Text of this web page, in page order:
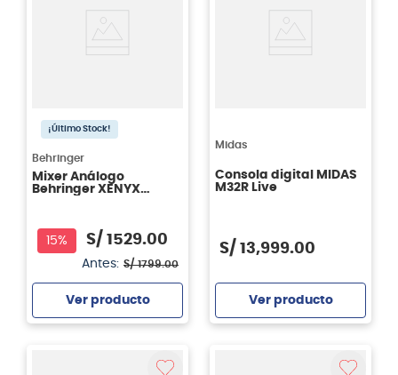
¡Último Stock!
Behringer
Mixer Análogo
Behringer XENYX
15% S/ 1529.00
Antes: S/ 1799.00
Ver producto
Midas
Consola digital MIDAS
M32R Live
S/ 13,999.00
Ver producto